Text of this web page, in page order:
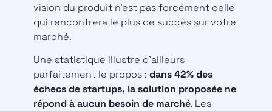
vision du produit n’est pas forcément celle
qui rencontrera le plus de succès sur votre
marché.
Une statistique illustre d’ailleurs
parfaitement le propos : dans 42% des
échecs de startups, la solution proposée ne
répond à aucun besoin de marché. Les